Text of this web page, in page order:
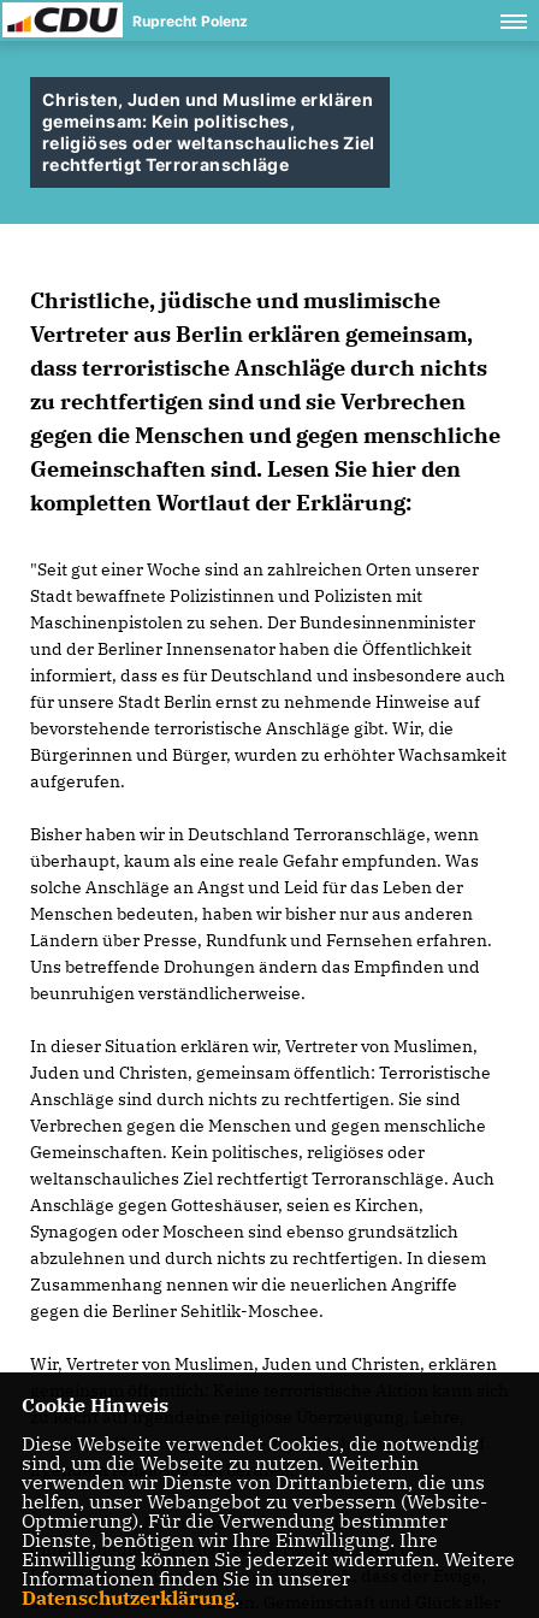
Ruprecht Polenz
Christen, Juden und Muslime erklären
gemeinsam: Kein politisches,
religiöses oder weltanschauliches Ziel
rechtfertigt Terroranschläge
Christliche, jüdische und muslimische
Vertreter aus Berlin erklären gemeinsam,
dass terroristische Anschläge durch nichts
zu rechtfertigen sind und sie Verbrechen
gegen die Menschen und gegen menschliche
Gemeinschaften sind. Lesen Sie hier den
kompletten Wortlaut der Erklärung:
"Seit gut einer Woche sind an zahlreichen Orten unserer
Stadt bewaffnete Polizistinnen und Polizisten mit
Maschinenpistolen zu sehen. Der Bundesinnenminister
und der Berliner Innensenator haben die Öffentlichkeit
informiert, dass es für Deutschland und insbesondere auch
für unsere Stadt Berlin ernst zu nehmende Hinweise auf
bevorstehende terroristische Anschläge gibt. Wir, die
Bürgerinnen und Bürger, wurden zu erhöhter Wachsamkeit
aufgerufen.
Bisher haben wir in Deutschland Terroranschläge, wenn
überhaupt, kaum als eine reale Gefahr empfunden. Was
solche Anschläge an Angst und Leid für das Leben der
Menschen bedeuten, haben wir bisher nur aus anderen
Ländern über Presse, Rundfunk und Fernsehen erfahren.
Uns betreffende Drohungen ändern das Empfinden und
beunruhigen verständlicherweise.
In dieser Situation erklären wir, Vertreter von Muslimen,
Juden und Christen, gemeinsam öffentlich: Terroristische
Anschläge sind durch nichts zu rechtfertigen. Sie sind
Verbrechen gegen die Menschen und gegen menschliche
Gemeinschaften. Kein politisches, religiöses oder
weltanschauliches Ziel rechtfertigt Terroranschläge. Auch
Anschläge gegen Gotteshäuser, seien es Kirchen,
Synagogen oder Moscheen sind ebenso grundsätzlich
abzulehnen und durch nichts zu rechtfertigen. In diesem
Zusammenhang nennen wir die neuerlichen Angriffe
gegen die Berliner Sehitlik-Moschee.
Wir, Vertreter von Muslimen, Juden und Christen, erklären
zu Recht auf irgendeine religiöse Überzeugung, Lehre,
Tradition, Hoffnung auf jenseitige Belohnungen oder auf
irgendein religiöses Ziel berufen.
Uns Muslime, Juden und Christen verbindet in den
unterschiedlichen religiösen Verwurzelungen und
Identitäten die Überzeugung, dass Allah, dass der Ewige,
dass Gott Frieden auf Erden, Gemeinschaft und Glück aller
Cookie Hinweis
Diese Webseite verwendet Cookies, die notwendig
sind, um die Webseite zu nutzen. Weiterhin
verwenden wir Dienste von Drittanbietern, die uns
helfen, unser Webangebot zu verbessern (Website-
Optmierung). Für die Verwendung bestimmter
Dienste, benötigen wir Ihre Einwilligung. Ihre
Einwilligung können Sie jederzeit widerrufen. Weitere
Informationen finden Sie in unserer
Datenschutzerklärung.